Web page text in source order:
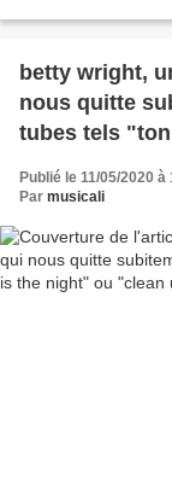
betty wright,
nous quitte
tubes tels
Publié le 11/05/2020 à
Par musicali